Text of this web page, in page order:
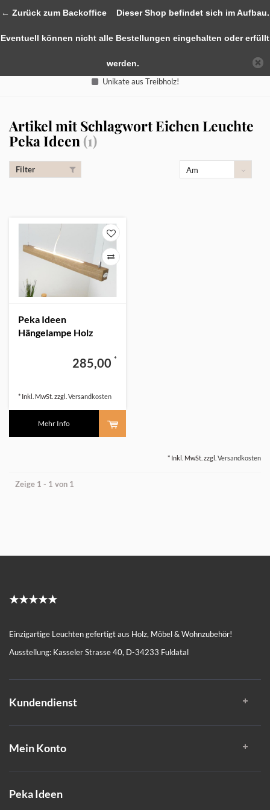
Unikate aus Treibholz!
Artikel mit Schlagwort Eichen Leuchte
Peka Ideen (1)
Filter
Am
Peka Ideen
Hängelampe Holz
285,00 *
* Inkl. MwSt. zzgl. Versandkosten
Mehr Info
* Inkl. MwSt. zzgl. Versandkosten
Zeige 1 - 1 von 1
★★★★★
Einzigartige Leuchten gefertigt aus Holz, Möbel & Wohnzubehör!
Ausstellung: Kasseler Strasse 40, D-34233 Fuldatal
Kundendienst
Mein Konto
Peka Ideen
← Zurück zum BackofficeDieser Shop befindet sich im Aufbau.
Eventuell können nicht alle Bestellungen eingehalten oder erfüllt
werden.